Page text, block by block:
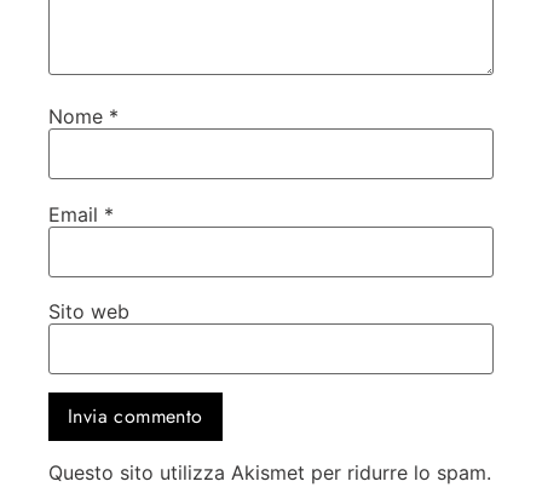
Nome *
Email *
Sito web
Questo sito utilizza Akismet per ridurre lo spam.